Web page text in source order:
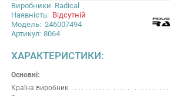
Виробники Radical
Наявність: Відсутній
Модель: 246007494
Артикул: 8064
ХАРАКТЕРИСТИКИ:
Основні:
Країна виробник